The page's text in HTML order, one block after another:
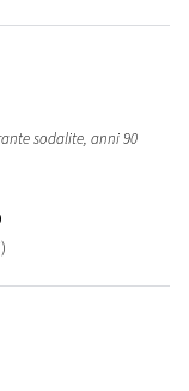
sodalite, anni 90